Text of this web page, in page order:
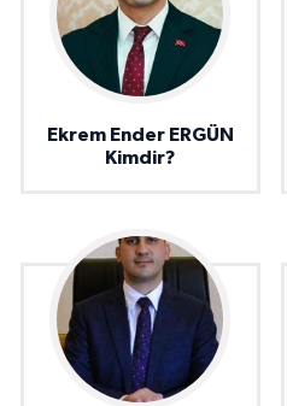
Ekrem Ender ERGÜN
Kimdir?